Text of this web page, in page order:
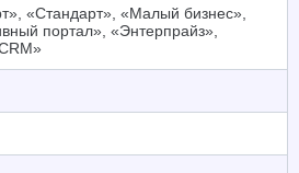
«Стандарт», «Малый бизнес»,
портал», «Энтерпрайз»,